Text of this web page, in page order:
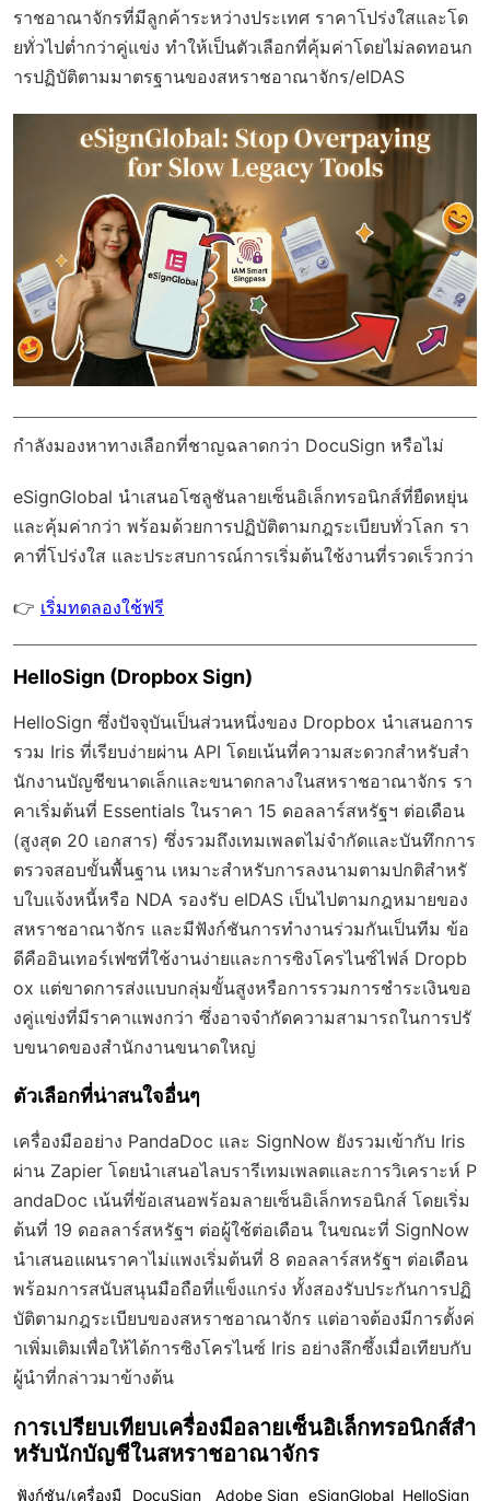
ราชอาณาจักรที่มีลูกค้าระหว่างประเทศ ราคาโปร่งใสและโด
ยทั่วไปต่ำกว่าคู่แข่ง ทำให้เป็นตัวเลือกที่คุ้มค่าโดยไม่ลดทอนก
ารปฏิบัติตามมาตรฐานของสหราชอาณาจักร/eIDAS
กำลังมองหาทางเลือกที่ชาญฉลาดกว่า DocuSign หรือไม่
eSignGlobal นำเสนอโซลูชันลายเซ็นอิเล็กทรอนิกส์ที่ยืดหยุ่น
และคุ้มค่ากว่า พร้อมด้วยการปฏิบัติตามกฎระเบียบทั่วโลก รา
คาที่โปร่งใส และประสบการณ์การเริ่มต้นใช้งานที่รวดเร็วกว่า
👉 เริ่มทดลองใช้ฟรี
HelloSign (Dropbox Sign)
HelloSign ซึ่งปัจจุบันเป็นส่วนหนึ่งของ Dropbox นำเสนอการ
รวม Iris ที่เรียบง่ายผ่าน API โดยเน้นที่ความสะดวกสำหรับสำ
นักงานบัญชีขนาดเล็กและขนาดกลางในสหราชอาณาจักร รา
คาเริ่มต้นที่ Essentials ในราคา 15 ดอลลาร์สหรัฐฯ ต่อเดือน
(สูงสุด 20 เอกสาร) ซึ่งรวมถึงเทมเพลตไม่จำกัดและบันทึกการ
ตรวจสอบขั้นพื้นฐาน เหมาะสำหรับการลงนามตามปกติสำหรั
บใบแจ้งหนี้หรือ NDA รองรับ eIDAS เป็นไปตามกฎหมายของ
สหราชอาณาจักร และมีฟังก์ชันการทำงานร่วมกันเป็นทีม ข้อ
ดีคืออินเทอร์เฟซที่ใช้งานง่ายและการซิงโครไนซ์ไฟล์ Dropb
ox แต่ขาดการส่งแบบกลุ่มขั้นสูงหรือการรวมการชำระเงินขอ
งคู่แข่งที่มีราคาแพงกว่า ซึ่งอาจจำกัดความสามารถในการปรั
บขนาดของสำนักงานขนาดใหญ่
ตัวเลือกที่น่าสนใจอื่นๆ
เครื่องมืออย่าง PandaDoc และ SignNow ยังรวมเข้ากับ Iris
ผ่าน Zapier โดยนำเสนอไลบรารีเทมเพลตและการวิเคราะห์ P
andaDoc เน้นที่ข้อเสนอพร้อมลายเซ็นอิเล็กทรอนิกส์ โดยเริ่ม
ต้นที่ 19 ดอลลาร์สหรัฐฯ ต่อผู้ใช้ต่อเดือน ในขณะที่ SignNow
นำเสนอแผนราคาไม่แพงเริ่มต้นที่ 8 ดอลลาร์สหรัฐฯ ต่อเดือน
พร้อมการสนับสนุนมือถือที่แข็งแกร่ง ทั้งสองรับประกันการปฏิ
บัติตามกฎระเบียบของสหราชอาณาจักร แต่อาจต้องมีการตั้งค่
าเพิ่มเติมเพื่อให้ได้การซิงโครไนซ์ Iris อย่างลึกซึ้งเมื่อเทียบกับ
ผู้นำที่กล่าวมาข้างต้น
การเปรียบเทียบเครื่องมือลายเซ็นอิเล็กทรอนิกส์สำ
หรับนักบัญชีในสหราชอาณาจักร
ฟังก์ชัน/เครื่องมื
DocuSign Adobe Sign eSignGlobal HelloSign